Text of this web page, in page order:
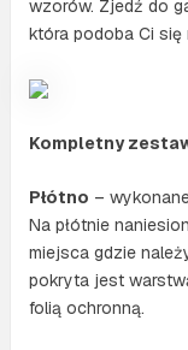
wzorów. Zjedź do
która podoba Ci się
Kompletny
Płótno –
Na płótnie
miejsca gdzie
pokryta jest
folią ochronną.